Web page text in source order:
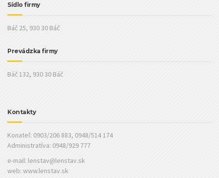
Sídlo firmy
Báč 25, 930 30 Báč
Prevádzka firmy
Báč 132, 930 30 Báč
Kontakty
Konateľ: 0903/206 883, 0948/514 174
Administratíva: 0948/929 777
e-mail: lenstav@lenstav.sk
web: www.lenstav.sk